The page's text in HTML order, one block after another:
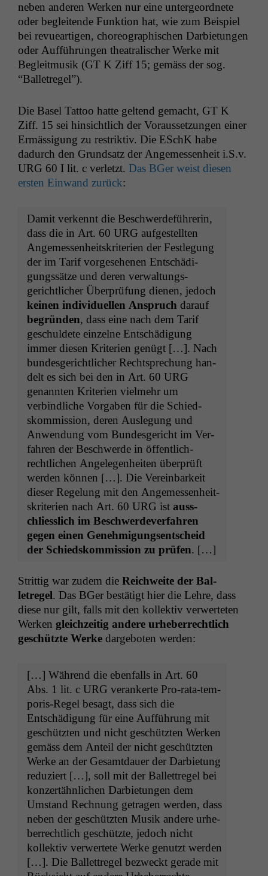
neben anderen Werken nur eine unter­ge­ord­nete
oder beglei­t­ende Funk­tion hat, wie zum Beispiel
bei revuear­ti­gen, chore­o­graphis­chen Dar­bi­etun­gen
oder Auf­führun­gen the­atralis­ch­er Werke mit
Begleit­musik (GT K Ziff 15; gemäss der sog.
“Bal­letregel”).
Die Basel Tat­too hat­te gel­tend gemacht, GT K
Ziff. 15 sei hin­sichtlich der Voraus­set­zun­gen ein­er
Ermäs­si­gung zu restrik­tiv. Die ESchK habe
dadurch den Grund­satz der Angemessen­heit i.S.v.
URG 60 I lit. c ver­let­zt. Das BGer weist diesen
ersten Ein­wand zurück:
Damit verken­nt die Beschw­erde­führerin,
dass die in Art. 60 URG aufgestell­ten
Angemessen­heit­skri­te­rien der Fes­tle­gung
der im Tarif vorge­se­henen Entschädi­
gungssätze und deren ver­wal­tungs­
gerichtlich­er Über­prü­fung dienen, jedoch
keinen indi­vidu­ellen Anspruch darauf
begrün­den, dass eine nach dem Tarif
geschuldete einzelne Entschädi­gung
immer diesen Kri­te­rien genügt […]. Nach
bun­des­gerichtlich­er Recht­sprechung han­
delt es sich bei den in Art. 60 URG
genan­nten Kri­te­rien vielmehr um
verbindliche Vor­gaben für die Schied­
skom­mis­sion, deren Ausle­gung und
Anwen­dung vom Bun­des­gericht im Ver­
fahren der Beschw­erde in öffentlich-
rechtlichen Angele­gen­heit­en über­prüft
wer­den kön­nen […]. Die Vere­in­barkeit
dieser Regelung mit den Angemessen­heit­
skri­te­rien nach Art. 60 URG ist auss­
chliesslich im Beschw­erde­v­er­fahren
gegen einen Genehmi­gungsentscheid
der Schied­skom­mis­sion zu prüfen. […]
Strit­tig war zudem die Reich­weite der Bal­
letregel. Das BGer bestätigt hier die Lehre, dass
diese nur gilt, falls mit den kollek­tiv ver­w­erteten
Werken gle­ichzeit­ig andere urhe­ber­rechtlich
geschützte Werke darge­boten werden:
[…] Während die eben­falls in Art. 60
Abs. 1 lit. c URG ver­ankerte Pro-rata-tem­
po­ris-Regel besagt, dass sich die
Entschädi­gung für eine Auf­führung mit
geschützten und nicht geschützten Werken
gemäss dem Anteil der nicht geschützten
Werke an der Gesamt­dauer der Dar­bi­etung
reduziert […], soll mit der Bal­let­tregel bei
konz­ertähn­lichen Dar­bi­etun­gen dem
Umstand Rech­nung getra­gen wer­den, dass
neben der geschützten Musik andere urhe­
ber­rechtlich geschützte, jedoch nicht
kollek­tiv ver­w­ertete Werke genutzt wer­den
[…]. Die Bal­let­tregel bezweckt ger­ade mit